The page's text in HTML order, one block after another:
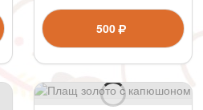
500